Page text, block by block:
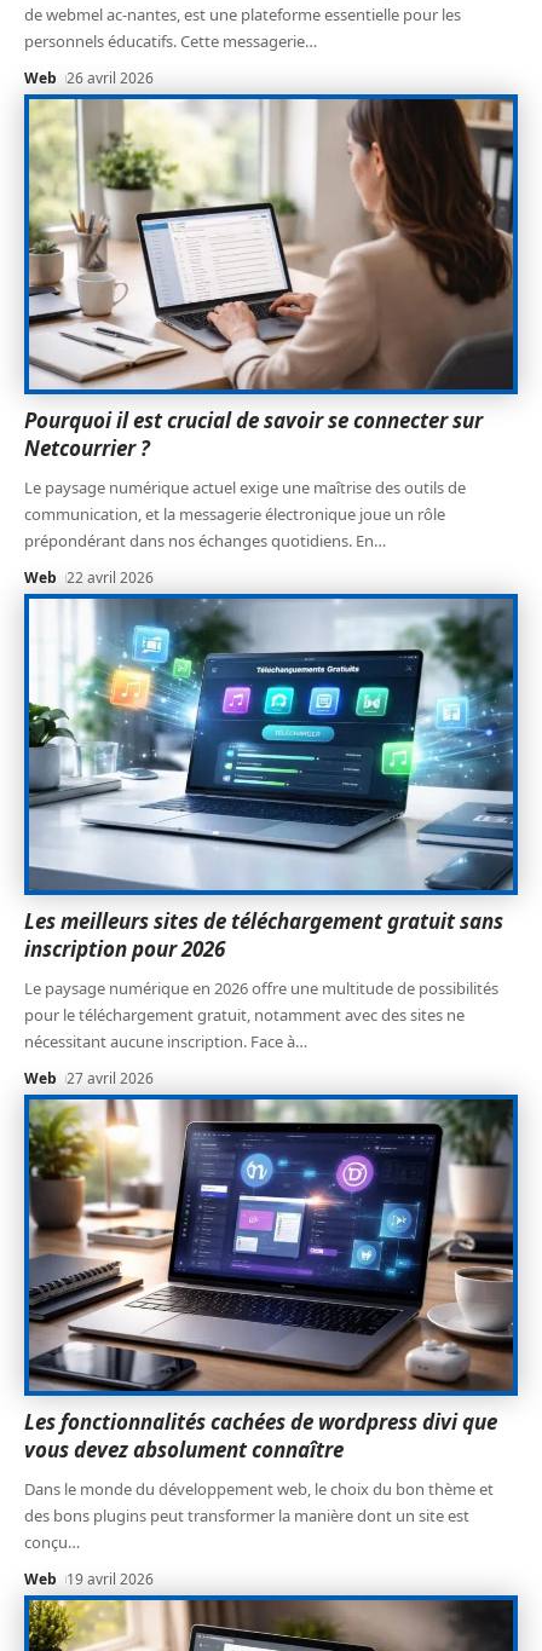
de webmel ac-nantes, est une plateforme essentielle pour les
personnels éducatifs. Cette messagerie…
Web 26 avril 2026
Pourquoi il est crucial de savoir se connecter sur
Netcourrier ?
Le paysage numérique actuel exige une maîtrise des outils de
communication, et la messagerie électronique joue un rôle
prépondérant dans nos échanges quotidiens. En…
Web 22 avril 2026
Les meilleurs sites de téléchargement gratuit sans
inscription pour 2026
Le paysage numérique en 2026 offre une multitude de possibilités
pour le téléchargement gratuit, notamment avec des sites ne
nécessitant aucune inscription. Face à…
Web 27 avril 2026
Les fonctionnalités cachées de wordpress divi que
vous devez absolument connaître
Dans le monde du développement web, le choix du bon thème et
des bons plugins peut transformer la manière dont un site est
conçu…
Web 19 avril 2026